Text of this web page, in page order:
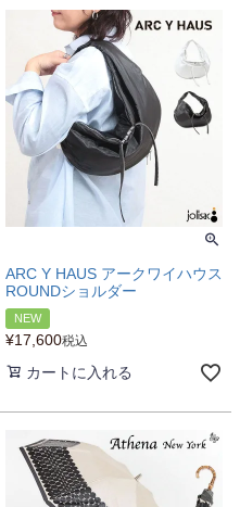
ARC Y HAUS アークワイハウス
ROUNDショルダー
NEW
¥17,600税込
カートに入れる